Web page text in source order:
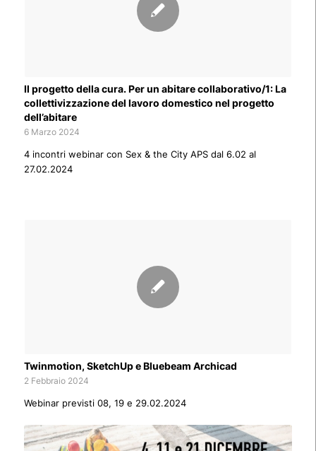
Il progetto della cura. Per un abitare collaborativo/1: La
collettivizzazione del lavoro domestico nel progetto
dell’abitare
6 Marzo 2024
4 incontri webinar con Sex & the City APS dal 6.02 al
27.02.2024
Twinmotion, SketchUp e Bluebeam Archicad
2 Febbraio 2024
Webinar previsti 08, 19 e 29.02.2024